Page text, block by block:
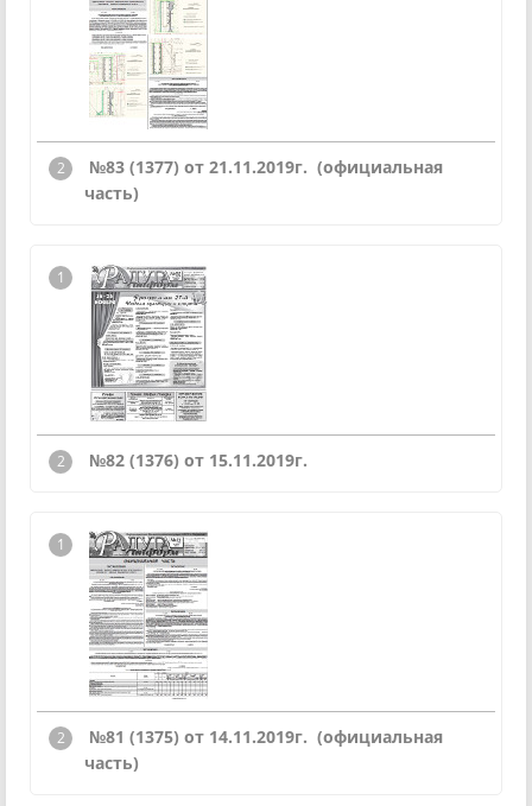
№83 (1377) от 21.11.2019г. (официальная
часть)
№82 (1376) от 15.11.2019г.
№81 (1375) от 14.11.2019г. (официальная
часть)